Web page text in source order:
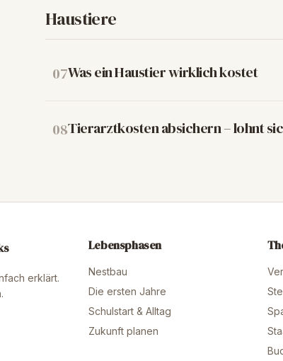
Haustiere
07Was ein Haustier wirklich kostet
08Tierarztkosten absichern – lohnt
erklärt.
Lebensphasen
Nestbau
Die ersten Jahre
Schulstart & Alltag
Zukunft planen